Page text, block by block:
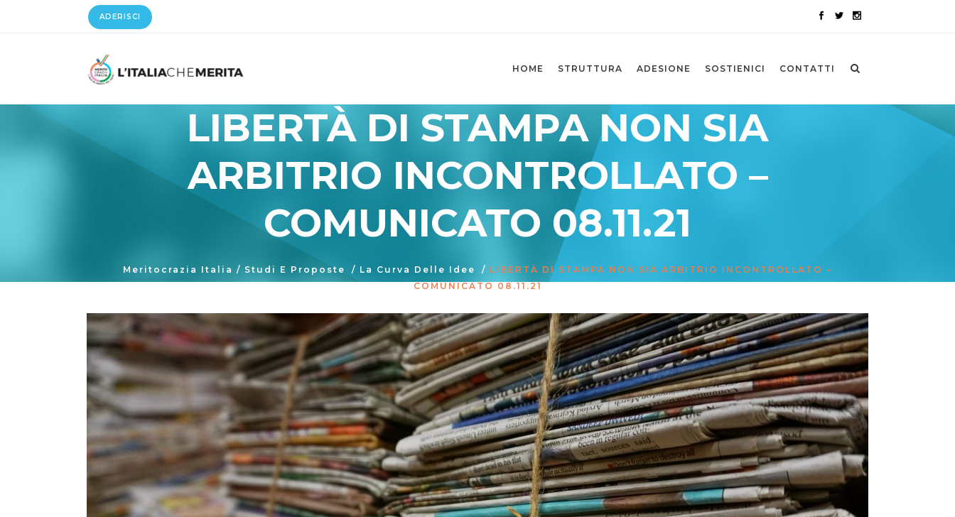
ADERISCI
HOME STRUTTURA ADESIONE SOSTIENICI CONTATTI
LIBERTÀ DI STAMPA NON SIA
ARBITRIO INCONTROLLATO –
COMUNICATO 08.11.21
Meritocrazia Italia / Studi E Proposte / La Curva Delle Idee / LIBERTÀ DI STAMPA NON SIA ARBITRIO INCONTROLLATO –
COMUNICATO 08.11.21